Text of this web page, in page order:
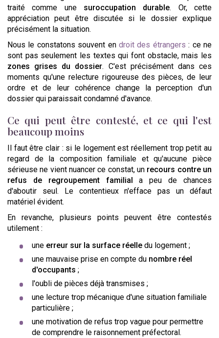
traité comme une suroccupation durable. Or, cette
appréciation peut être discutée si le dossier explique
précisément la situation.
Nous le constatons souvent en droit des étrangers : ce ne
sont pas seulement les textes qui font obstacle, mais les
zones grises du dossier. C'est précisément dans ces
moments qu'une relecture rigoureuse des pièces, de leur
ordre et de leur cohérence change la perception d'un
dossier qui paraissait condamné d'avance.
Ce qui peut être contesté, et ce qui l'est
beaucoup moins
Il faut être clair : si le logement est réellement trop petit au
regard de la composition familiale et qu'aucune pièce
sérieuse ne vient nuancer ce constat, un recours contre un
refus de regroupement familial a peu de chances
d'aboutir seul. Le contentieux n'efface pas un défaut
matériel évident.
En revanche, plusieurs points peuvent être contestés
utilement :
une erreur sur la surface réelle du logement ;
une mauvaise prise en compte du nombre réel
d'occupants ;
l'oubli de pièces déjà transmises ;
une lecture trop mécanique d'une situation familiale
particulière ;
une motivation de refus trop vague pour permettre
de comprendre le raisonnement préfectoral.